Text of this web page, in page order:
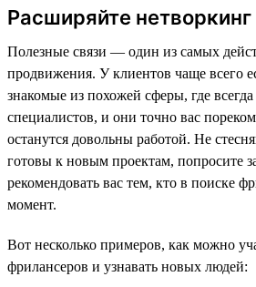
Расширяйте нетворкинг
Полезные связи — один из самых
продвижения. У клиентов чаще всего
знакомые из похожей сферы, где всегда
специалистов, и они точно вас
останутся довольны работой. Не
готовы к новым проектам, попросите
рекомендовать вас тем, кто в поиске
момент.
Вот несколько примеров, как можно
фрилансеров и узнавать новых людей: